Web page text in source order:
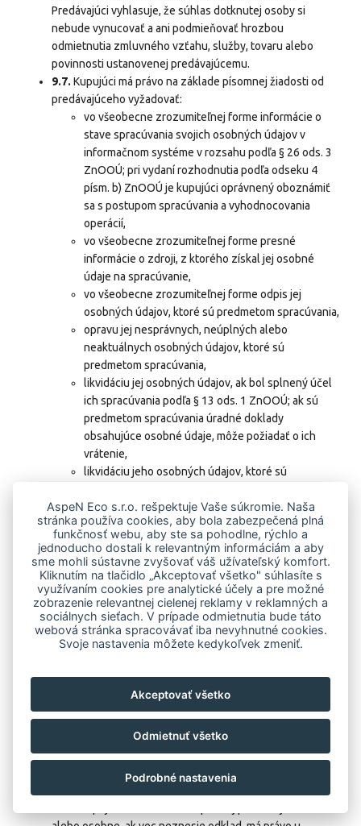
Predávajúci vyhlasuje, že súhlas dotknutej osoby si
nebude vynucovať a ani podmieňovať hrozbou
odmietnutia zmluvného vzťahu, služby, tovaru alebo
povinnosti ustanovenej predávajúcemu.
9.7. Kupujúci má právo na základe písomnej žiadosti od
predávajúceho vyžadovať:
vo všeobecne zrozumiteľnej forme informácie o
stave spracúvania svojich osobných údajov v
informačnom systéme v rozsahu podľa § 26 ods. 3
ZnOOÚ; pri vydaní rozhodnutia podľa odseku 4
písm. b) ZnOOÚ je kupujúci oprávnený oboznámiť
sa s postupom spracúvania a vyhodnocovania
operácií,
vo všeobecne zrozumiteľnej forme presné
informácie o zdroji, z ktorého získal jej osobné
údaje na spracúvanie,
vo všeobecne zrozumiteľnej forme odpis jej
osobných údajov, ktoré sú predmetom spracúvania,
opravu jej nesprávnych, neúplných alebo
neaktuálnych osobných údajov, ktoré sú
predmetom spracúvania,
likvidáciu jej osobných údajov, ak bol splnený účel
ich spracúvania podľa § 13 ods. 1 ZnOOÚ; ak sú
predmetom spracúvania úradné doklady
obsahujúce osobné údaje, môže požiadať o ich
vrátenie,
likvidáciu jeho osobných údajov, ktoré sú
zákona.
9.8.Právo kupujúceho možno obmedziť len podľa odseku
1 písm. d) a e) ZnOOÚ, ak takéto obmedzenie vyplýva z
osobitného zákona alebo jeho uplatnením by bola
porušená ochrana kupujúceho, alebo by boli porušené
práva a slobody iných osôb.
9.9.Kupujúci na základe bezplatnej písomnej žiadosti má
právo u predávajúceho namietať voči
spracúvaniu jeho osobných údajov, o ktorých
likvidáciu,
využívaniu osobných údajov uvedených v § 7 ods. 4
písm. d) 9.8.na účely priameho marketingu v
poštovom styku, alebo
poskytovaniu osobných údajov uvedených v § 7
AspeN Eco s.r.o. rešpektuje Vaše súkromie. Naša
stránka používa cookies, aby bola zabezpečená plná
funkčnosť webu, aby ste sa pohodlne, rýchlo a
jednoducho dostali k relevantným informáciám a aby
sme mohli sústavne zvyšovať váš užívateľský komfort.
Kliknutím na tlačidlo „Akceptovať všetko" súhlasíte s
využívaním cookies pre analytické účely a pre možné
zobrazenie relevantnej cielenej reklamy v reklamných a
sociálnych sieťach. V prípade odmietnutia bude táto
webová stránka spracovávať iba nevyhnutné cookies.
Svoje nastavenia môžete kedykoľvek zmeniť.
Akceptovať všetko
Odmietnuť všetko
Podrobné nastavenia